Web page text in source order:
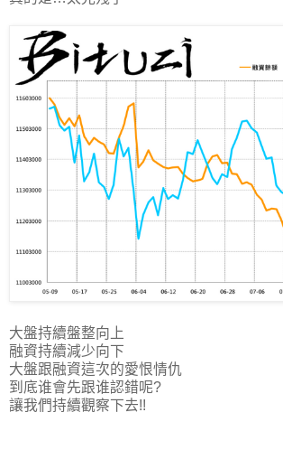
大盤持續盤整向上
融資持續減少向下
大盤跟融資這次的愛恨情仇
到底谁會先跟谁認錯呢?
讓我們持續觀察下去!!